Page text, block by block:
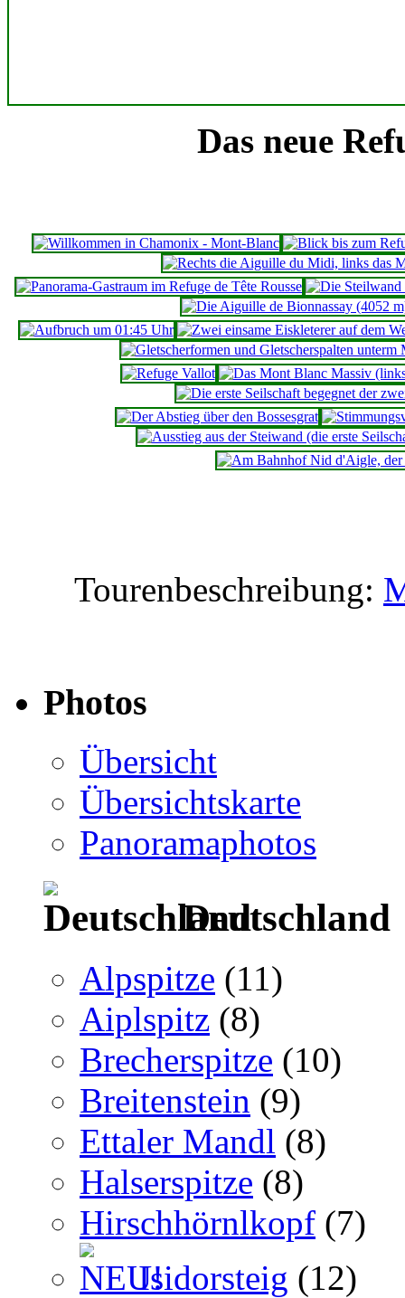
Das neue
Tourenbeschreibung:
Photos
Übersicht
Übersichtskarte
Panoramaphotos
Deutschland
Alpspitze (11)
Aiplspitz (8)
Brecherspitze (10)
Breitenstein (9)
Ettaler Mandl (8)
Halserspitze (8)
Hirschhörnlkopf (7)
Isidorsteig (12)